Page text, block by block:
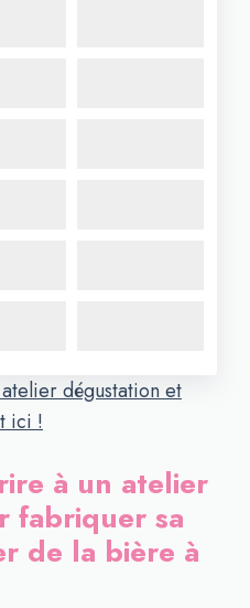
dégustation et
ici !
à un atelier
fabriquer sa
de la bière à